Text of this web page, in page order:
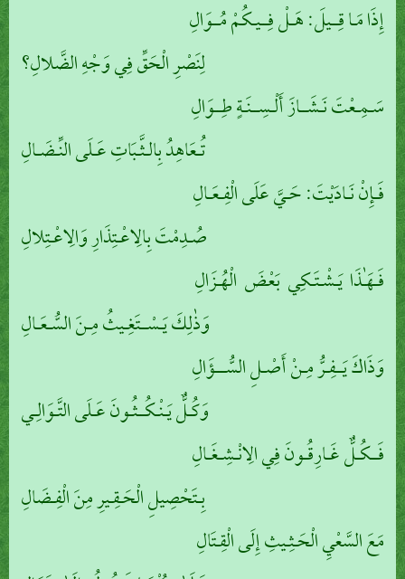
إِذَا مَـا قِــيلَ: هَـلْ فِــيـكُمْ مُــوَالِ
لِنَصْرِ الْحَقِّ فِي وَجْهِ الضَّلالِ؟
سَـمِـعْتَ نَـشَــازَ أَلْـسِــنَـةٍ طِــوَالِ
تُـعَاهِدُ بِالـثَّـبَاتِ عَـلَى النِّـضَـالِ
فَـإِنْ نَـادَيْتَ: حَـيَّ عَلَى الْفِـعَـالِ
صُـدِمْتَ بِالِاعْـتِذَارِ وَالِاعْـتِلالِ
فَـهَـٰذَا يَـشْـتَـكِي بَعْضَ الْهُـزَالِ
وَذٰلِكَ يَـسْــتَغِـيثُ مِـنَ السُّـعَـالِ
وَذَاكَ يَــفِـرُّ مِـنْ أَصْـلِ السُّـــؤَالِ
وَكُـلٌّ يَـنْـكُــثُـونَ عَـلَى التَّـوَالِـي
فَــكُـلٌّ غَـارِقُـونَ فِي الِانْـشِـغَـالِ
بِـتَحْصِيلِ الْحَـقِـيرِ مِنَ الْفِـضَالِ
مَعَ السَّعْيِ الْحَـثِـيثِ إِلَى الْقِـتَالِ